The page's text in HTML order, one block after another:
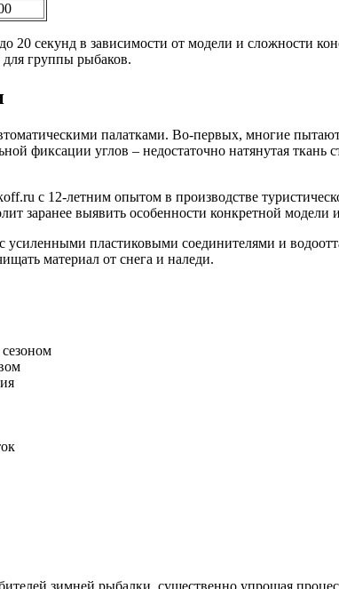
20 секунд в зависимости от модели и сложности
группы рыбаков.
палатками. Во-первых, многие
фиксации углов – недостаточно натянутая ткань
с 12-летним опытом в производстве
заранее выявить особенности конкретной
усиленными пластиковыми соединителями и
материал от снега и наледи.
зимней рыбалки, существенно упрощая